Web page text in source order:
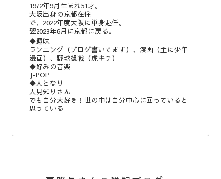
1972年9月生まれ51才。
大阪出身の京都在住
で、2022年度大阪に単身赴任。
翌2023年6月に京都に戻る。
◆趣味
ランニング（ブログ書いてます）、漫画（主に少年
漫画）、野球観戦（虎キチ）
◆好みの音楽
J-POP
◆人となり
人見知りさん
でも自分大好き！世の中は自分中心に回っていると
思っている